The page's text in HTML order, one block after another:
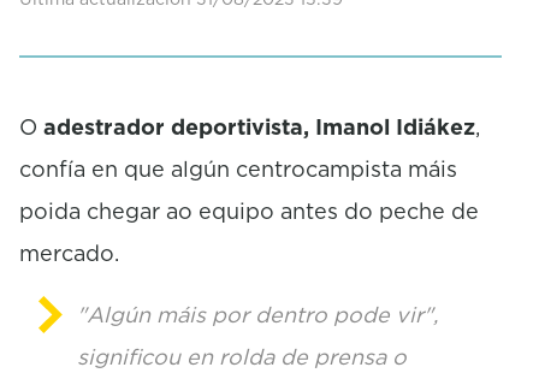
s
O adestrador deportivista, Imanol Idiákez,
confía en que algún centrocampista máis
poida chegar ao equipo antes do peche de
mercado.
"Algún máis por dentro pode vir",
significou en rolda de prensa o